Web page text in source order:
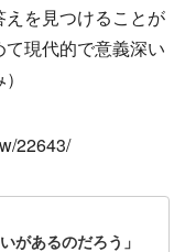
を見つけることが
現代的で意義深い
22643/
があるのだろう」